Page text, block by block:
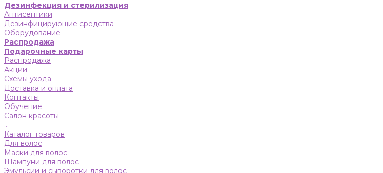
Дезинфекция и стерилизация
Антисептики
Дезинфицирующие средства
Оборудование
Распродажа
Подарочные карты
Распродажа
Акции
Схемы ухода
Доставка и оплата
Контакты
Обучение
Салон красоты
...
Каталог товаров
Для волос
Маски для волос
Шампуни для волос
Эмульсии и сыворотки для волос